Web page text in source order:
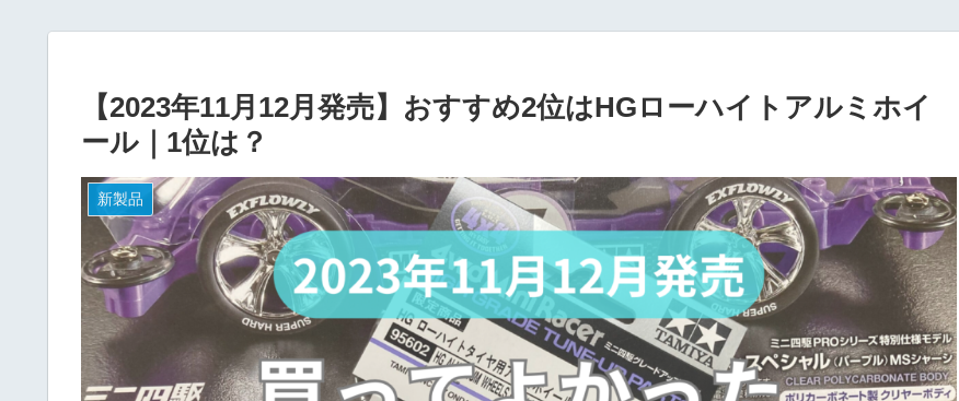
【2023年11月12月発売】おすすめ2位はHGローハイトアルミホイ
ール｜1位は？
新製品